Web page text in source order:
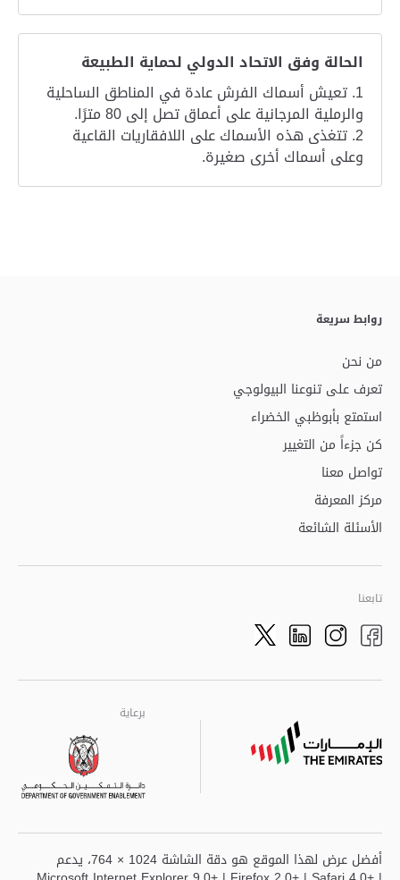
الحالة وفق الاتحاد الدولي لحماية الطبيعة
1. تعيش أسماك الفرش عادة في المناطق الساحلية
والرملية المرجانية على أعماق تصل إلى 80 مترًا.
2. تتغذى هذه الأسماك على اللافقاريات القاعية
وعلى أسماك أخرى صغيرة.
روابط سريعة
من نحن
تعرف على تنوعنا البيولوجي
استمتع بأبوظبي الخضراء
كن جزءاً من التغيير
تواصل معنا
مركز المعرفة
الأسئلة الشائعة
تابعنا
Facebook
Instagram
LinkedIn
Twitter
برعاية
برعاية
أفضل عرض لهذا الموقع هو دقة الشاشة 1024 × 764، يدعم